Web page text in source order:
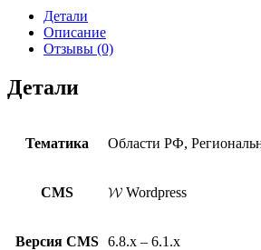
Детали
Описание
Отзывы (0)
Детали
Тематика Области РФ,
CMS 𝓦 Wordpress
Версия CMS 6.8.x – 6.1.x